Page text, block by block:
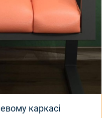
каркасі